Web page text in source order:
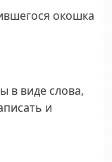
окошка
в виде слова,
и